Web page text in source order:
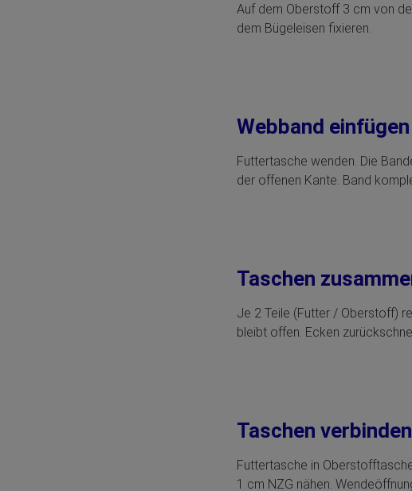
Auf dem Oberstoff 3 cm von
dem Bügeleisen fixieren.
Webband einfügen
Futtertasche wenden. Die
der offenen Kante. Band
Taschen
Je 2 Teile (Futter / Oberstoff)
bleibt offen. Ecken
Taschen verbinden
Futtertasche in
1 cm NZG nähen.